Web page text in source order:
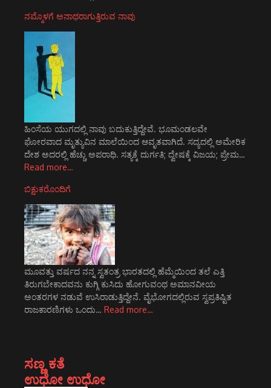
ನಮ್ಮೊಳಗೆ ಅನಾಥರಾಗುತ್ತಿರುವ ನಾವು
ಹಿಂಸೆಯ ಯುಗದಲ್ಲಿ ನಾವು ಬದುಕುತ್ತಿದ್ದೇವೆ. ಭೂಮಂಡಲವೇ
ಘೋರವಾದ ಮೃತ್ಯುವಿನ ಮಾಲೆಯಿಂದ ಆವೃತವಾಗಿದೆ. ಸದ್ಯದಲ್ಲಿ ಅಮೇರಿಕ
ದೇಶ ಅದರಲ್ಲಿ ಹೆಚ್ಚು ಅಪರಾಧಿ. ಸತ್ಯಕ್ಕೆ ದುರ್ಗತಿ; ದ್ವೇಷಕ್ಕೆ ವಿಜಯ; ಪ್ರೇಮ…
Read more…
ಬಿಕ್ಷುಕರೊಂದಿಗೆ
ಮೂವತ್ತು ವರ್ಷದ ನನ್ನ ಸ್ವತಂತ್ರ ಭಾರತದಲ್ಲಿ ಹೆಮ್ಮೆಯಿಂದ ತಲೆ ಎತ್ತಿ
ತಿರುಗಬೇಕಾದವನು ಕುಗ್ಗಿ ಕುಸಿದು ಹೋಗುವಂಥ ಅಮಾನವೀಯ
ಅಂತರಗಳ ನಡುವೆ ಉಸಿರಾಡುತ್ತಿದ್ದೇನೆ. ವೈಭೋಗದಲ್ಲಿರುವ ಸ್ವಪ್ರತಿಷ್ಟಿತ
ರಾಜಕಾರಣಿಗಳು ಒಂದು… Read more…
ಸಣ್ಣ ಕತೆ
ಉಧೋ ಉಧೋ